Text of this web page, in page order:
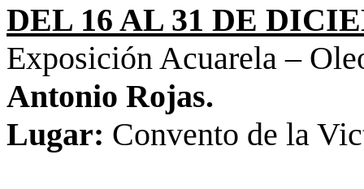
DEL 16 AL 31 DE
Exposición Acuarela –
Antonio Rojas.
Lugar: Convento de la